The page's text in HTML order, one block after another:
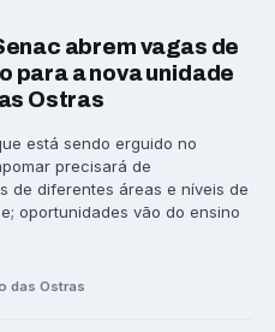
abrem vagas de
para a nova unidade
Ostras
está sendo erguido no
precisará de
de diferentes áreas e níveis de
oportunidades vão do ensino
das Ostras